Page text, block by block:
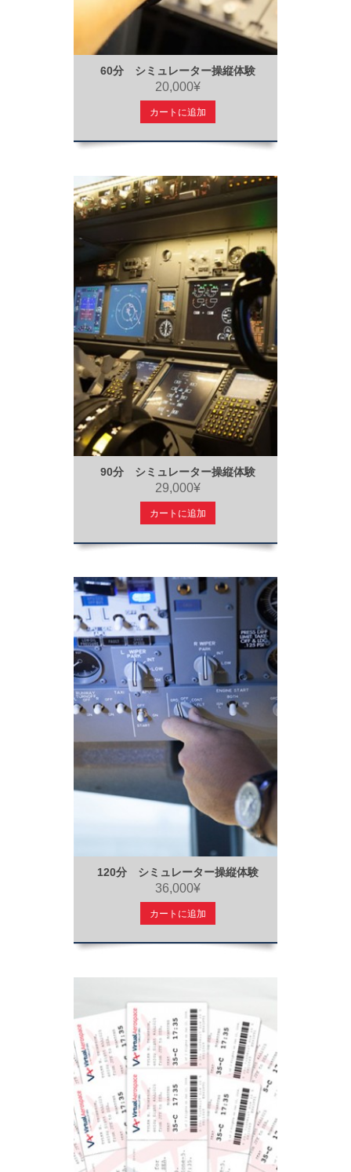
60分 シミュレーター操縦体験
20,000¥
カートに追加
90分 シミュレーター操縦体験
29,000¥
カートに追加
120分 シミュレーター操縦体験
36,000¥
カートに追加